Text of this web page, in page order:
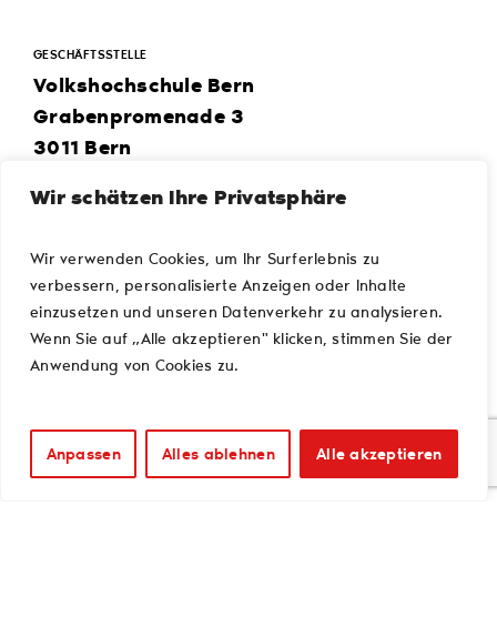
Wir schätzen Ihre Privatsphäre
Wir verwenden Cookies, um Ihr Surferlebnis zu
verbessern, personalisierte Anzeigen oder Inhalte
einzusetzen und unseren Datenverkehr zu analysieren.
Wenn Sie auf „Alle akzeptieren" klicken, stimmen Sie der
Anwendung von Cookies zu.
Anpassen Alles ablehnen Alle akzeptieren
GESCHÄFTSSTELLE
Volkshochschule Bern
Grabenpromenade 3
3011 Bern
031 320 30 30
ÖFFNUNGSZEITEN
Empfang Grabenpromenade: